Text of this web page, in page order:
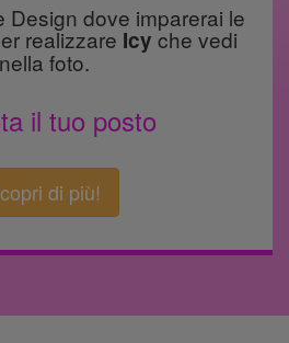
Design dove imparerai le
realizzare Icy che vedi
nella foto.
il tuo posto
di più!